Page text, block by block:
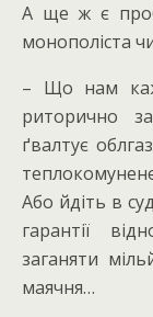
А ще ж є
монополіста
– Що нам
риторично
ґвалтує
Або йдіть в
гарантії
заганяти
маячня…